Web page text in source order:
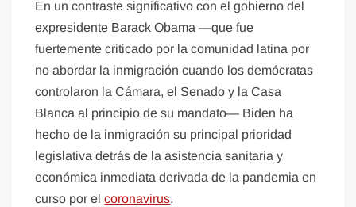
En un contraste significativo con el gobierno del
expresidente Barack Obama —que fue
fuertemente criticado por la comunidad latina por
no abordar la inmigración cuando los demócratas
controlaron la Cámara, el Senado y la Casa
Blanca al principio de su mandato— Biden ha
hecho de la inmigración su principal prioridad
legislativa detrás de la asistencia sanitaria y
económica inmediata derivada de la pandemia en
curso por elcoronavirus.